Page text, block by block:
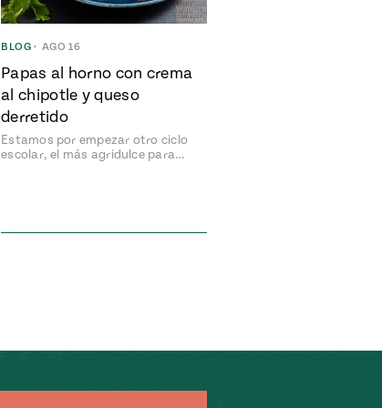
BLOG • AGO 16
Papas al horno con crema
al chipotle y queso
derretido
Estamos por empezar otro ciclo
escolar, el más agridulce para…